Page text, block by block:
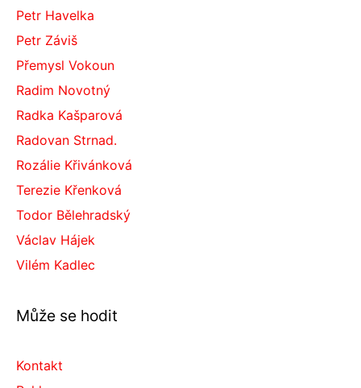
Petr Havelka
Petr Záviš
Přemysl Vokoun
Radim Novotný
Radka Kašparová
Radovan Strnad.
Rozálie Křivánková
Terezie Křenková
Todor Bělehradský
Václav Hájek
Vilém Kadlec
Může se hodit
Kontakt